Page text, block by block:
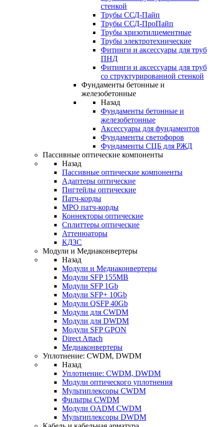
стенкой
Трубы ССД-Пайп
Трубы ССД-ПроПайп
Трубы хризотилцементные
Трубы электротехнические
Фитинги и аксессуары для труб
ПНД
Фитинги и аксессуары для труб
со структурированной стенкой
Фундаменты бетонные и
железобетонные
Назад
Фундаменты бетонные и
железобетонные
Аксессуары для фундаментов
Фундаменты светофоров
Фундаменты СЦБ для РЖД
Пассивные оптические компоненты
Назад
Пассивные оптические компоненты
Адаптеры оптические
Пигтейлы оптические
Патч-корды
MPO патч-корды
Коннекторы оптические
Сплиттеры оптические
Аттенюаторы
КДЗС
Модули и Медиаконвертеры
Назад
Модули и Медиаконвертеры
Модули SFP 155MB
Модули SFP 1Gb
Модули SFP+ 10Gb
Модули QSFP 40Gb
Модули для CWDM
Модули для DWDM
Модули SFP GPON
Direct Attach
Медиаконвертеры
Уплотнение: CWDM, DWDM
Назад
Уплотнение: CWDM, DWDM
Модули оптического уплотнения
Мультиплексоры CWDM
Фильтры CWDM
Модули OADM CWDM
Мультиплексоры DWDM